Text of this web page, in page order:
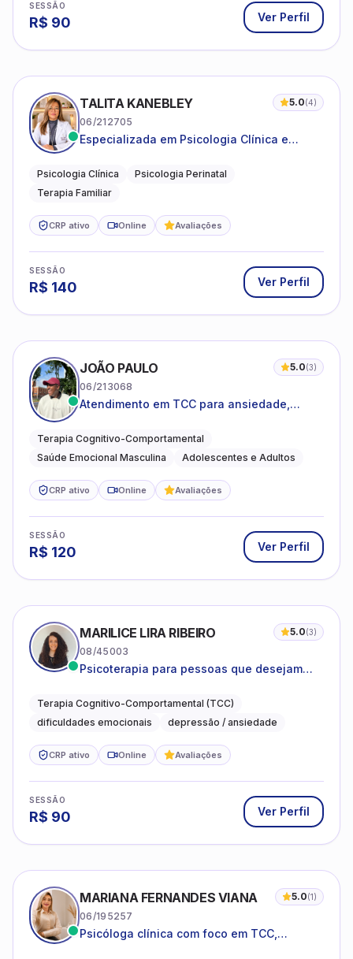
SESSÃO
R$ 90 Ver Perfil
TALITA KANEBLEY 5.0(4)
06/212705
Especializada em Psicologia Clínica e
famílias
Psicologia Clínica
Psicologia Perinatal
Terapia Familiar
CRP ativo Online Avaliações
SESSÃO
R$ 140 Ver Perfil
JOÃO PAULO 5.0(3)
06/213068
Atendimento em TCC para ansiedade,
emocional
Terapia Cognitivo-Comportamental
Saúde Emocional Masculina
Adolescentes e Adultos
CRP ativo Online Avaliações
SESSÃO
R$ 120 Ver Perfil
MARILICE LIRA RIBEIRO 5.0(3)
08/45003
Psicoterapia para pessoas que desejam
dificuldades do dia a dia
Terapia Cognitivo-Comportamental (TCC)
dificuldades emocionais
depressão / ansiedade
CRP ativo Online Avaliações
SESSÃO
R$ 90 Ver Perfil
MARIANA FERNANDES VIANA 5.0(1)
06/195257
Psicóloga clínica com foco em TCC,